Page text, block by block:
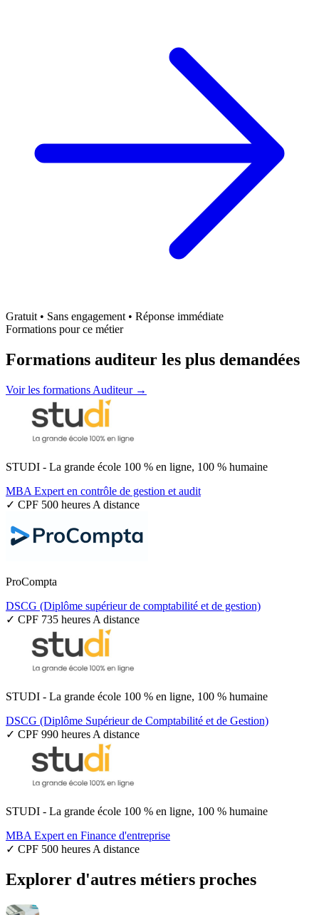
Gratuit • Sans engagement • Réponse immédiate
Formations pour ce métier
Formations auditeur les plus demandées
Voir les formations Auditeur →
STUDI - La grande école 100 % en ligne, 100 % humaine
MBA Expert en contrôle de gestion et audit
✓ CPF 500 heures A distance
ProCompta
DSCG (Diplôme supérieur de comptabilité et de gestion)
✓ CPF 735 heures A distance
STUDI - La grande école 100 % en ligne, 100 % humaine
DSCG (Diplôme Supérieur de Comptabilité et de Gestion)
✓ CPF 990 heures A distance
STUDI - La grande école 100 % en ligne, 100 % humaine
MBA Expert en Finance d'entreprise
✓ CPF 500 heures A distance
Explorer d'autres métiers proches